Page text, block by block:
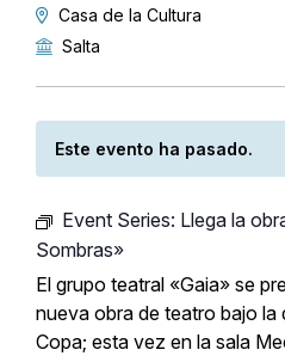
Casa de la Cultura
Salta
Este evento ha pasado.
Event Series: Llega la
Sombras»
El grupo teatral «Gaia» se
nueva obra de teatro bajo la
Copa; esta vez en la sala